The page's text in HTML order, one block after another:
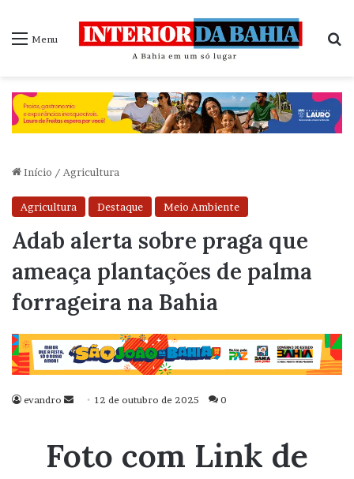
Menu
Início / Agricultura
Agricultura Destaque Meio Ambiente
Adab alerta sobre praga que
ameaça plantações de palma
forrageira na Bahia
evandro
Mande
mail
12 de outubro de 2025 0
Foto com Link de